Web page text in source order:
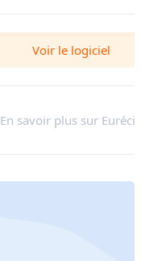
Voir le logiciel
En savoir plus sur Eurécia